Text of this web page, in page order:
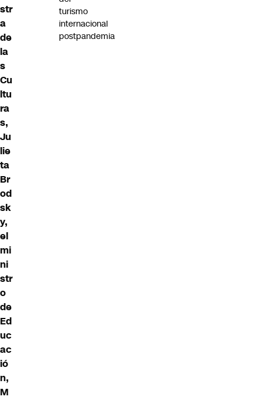
str
a
de
la
s
Cu
ltu
ra
s,
Ju
lie
ta
Br
od
sk
y,
el
mi
ni
str
o
de
Ed
uc
ac
ió
n,
M
turismo
internacional
postpandemia